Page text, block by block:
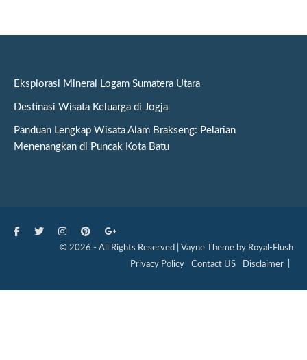
Eksplorasi Mineral Logam Sumatera Utara
Destinasi Wisata Keluarga di Jogja
Panduan Lengkap Wisata Alam Brakseng: Pelarian
Menenangkan di Puncak Kota Batu
© 2026 - All Rights Reserved | Vayne Theme by Royal-Flush
Privacy Policy
Contact US Disclaimer